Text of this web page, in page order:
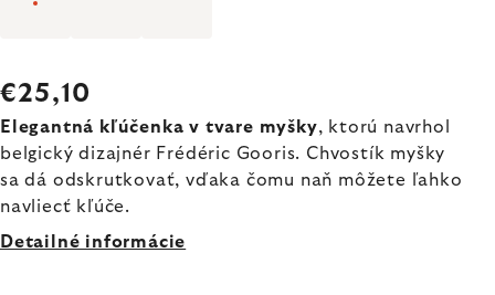
€25,10
Elegantná kľúčenka v tvare myšky, ktorú navrhol
belgický dizajnér Frédéric Gooris. Chvostík myšky
sa dá odskrutkovať, vďaka čomu naň môžete ľahko
navliecť kľúče.
Detailné informácie